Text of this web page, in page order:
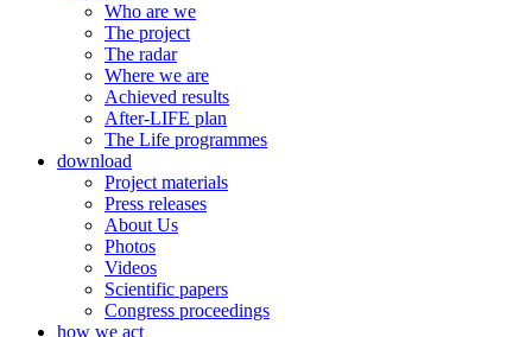
Who are we
The project
The radar
Where we are
Achieved results
After-LIFE plan
The Life programmes
download
Project materials
Press releases
About Us
Photos
Videos
Scientific papers
Congress proceedings
how we act